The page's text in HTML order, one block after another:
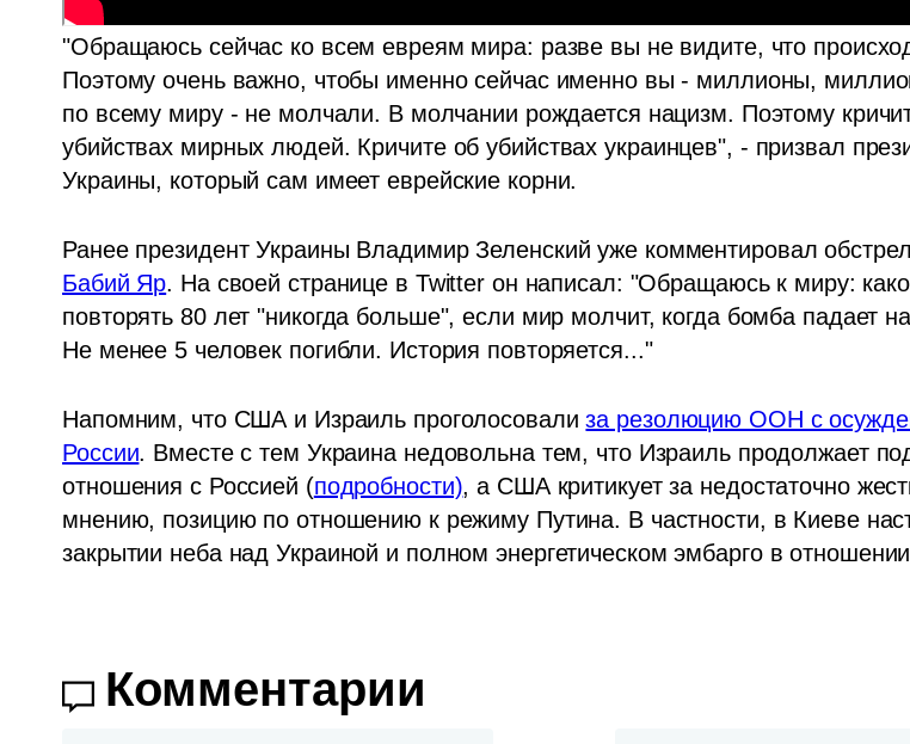
"Обращаюсь сейчас ко всем евреям мира: разве вы не видите, что
Поэтому очень важно, чтобы именно сейчас именно вы - миллионы,
по всему миру - не молчали. В молчании рождается нацизм. Поэтому
убийствах мирных людей. Кричите об убийствах украинцев", - призвал
Украины, который сам имеет еврейские корни.
Ранее президент Украины Владимир Зеленский уже комментировал обстрел
Бабий Яр. На своей странице в Twitter он написал: "Обращаюсь к миру:
повторять 80 лет "никогда больше", если мир молчит, когда бомба падает
Не менее 5 человек погибли. История повторяется..."
Напомним, что США и Израиль проголосовали за резолюцию ООН с
России. Вместе с тем Украина недовольна тем, что Израиль продолжает
отношения с Россией (подробности), а США критикует за недостаточно
мнению, позицию по отношению к режиму Путина. В частности, в Киеве
закрытии неба над Украиной и полном энергетическом эмбарго в
Комментарии